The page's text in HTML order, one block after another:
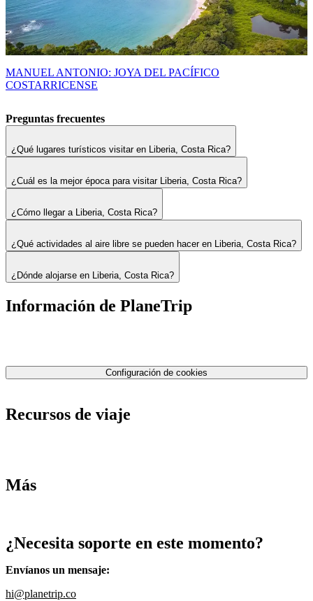
MANUEL ANTONIO: JOYA DEL PACÍFICO
COSTARRICENSE
Preguntas frecuentes
¿Qué lugares turísticos visitar en Liberia, Costa Rica?
¿Cuál es la mejor época para visitar Liberia, Costa Rica?
¿Cómo llegar a Liberia, Costa Rica?
¿Qué actividades al aire libre se pueden hacer en Liberia, Costa Rica?
¿Dónde alojarse en Liberia, Costa Rica?
Información de PlaneTrip
Configuración de cookies
Recursos de viaje
Más
¿Necesita soporte en este momento?
Envíanos un mensaje:
hi@planetrip.co